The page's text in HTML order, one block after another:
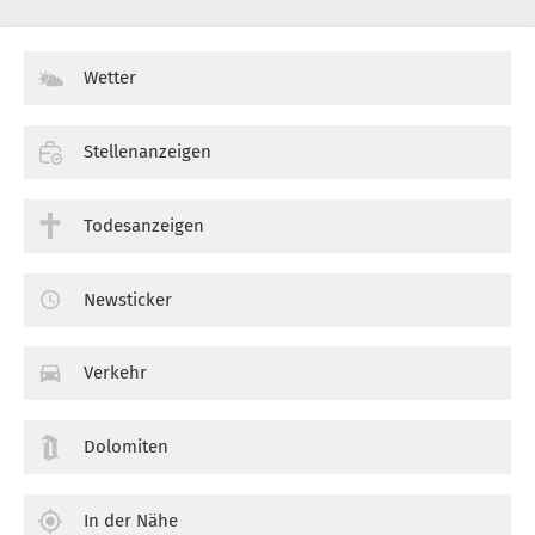
Wetter
Stellenanzeigen
Todesanzeigen
Newsticker
Verkehr
Dolomiten
In der Nähe